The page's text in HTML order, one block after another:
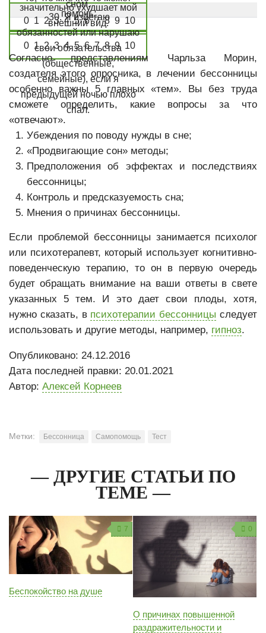
сном.
помочь.
значительно ухудшает мой
внешний вид.
0 1 2 3 4 5 6 7 8 9 10
30. Я избегаю
обязанностей или нарушаю
свои обязательства
(общественные,
семейные), если я
предыдущей ночью плохо
спал.
0 1 2 3 4 5 6 7 8 9 10
Согласно представлениям Чарльза Морин,
создателя этого опросника, в лечении бессонницы
особенно важны 5 главных «тем». Вы без труда
сможете определить, какие вопросы за что
«отвечают».
Убеждения по поводу нужды в сне;
«Продвигающие сон» методы;
Предположения об эффектах и последствиях
бессонницы;
Контроль и предсказуемость сна;
Мнения о причинах бессонницы.
Если проблемой бессонницы занимается психолог
или психотерапевт, который использует когнитивно-
поведенческую терапию, то он в первую очередь
будет обращать внимание на ваши ответы в свете
указанных 5 тем. И это дает свои плоды, хотя,
нужно сказать, в психотерапии бессонницы следует
использовать и другие методы, например, гипноз.
Опубликовано: 24.12.2016
Дата последней правки: 20.01.2021
Автор: Алексей Корнеев
Метки: Бессонница Самопомощь Тест
— ДРУГИЕ СТАТЬИ ПО
ТЕМЕ —
7
Беспокойство на душе
0
О причинах повышенной
раздражительности и